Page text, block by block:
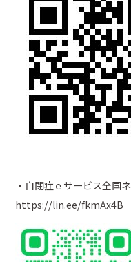
・自閉症ｅサービス全国
https://lin.ee/fkmAx4B